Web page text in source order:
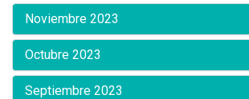
Noviembre 2023
Octubre 2023
Septiembre 2023